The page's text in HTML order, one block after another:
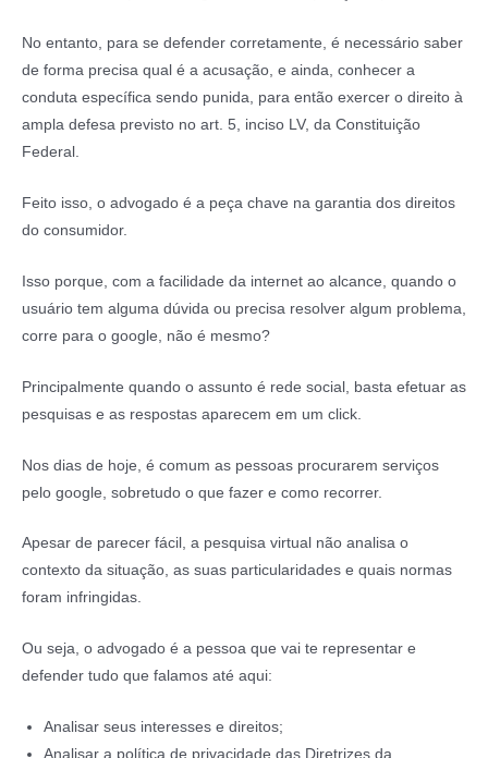
No entanto, para se defender corretamente, é necessário saber
de forma precisa qual é a acusação, e ainda, conhecer a
conduta específica sendo punida, para então exercer o direito à
ampla defesa previsto no art. 5, inciso LV, da Constituição
Federal.
Feito isso, o advogado é a peça chave na garantia dos direitos
do consumidor.
Isso porque, com a facilidade da internet ao alcance, quando o
usuário tem alguma dúvida ou precisa resolver algum problema,
corre para o google, não é mesmo?
Principalmente quando o assunto é rede social, basta efetuar as
pesquisas e as respostas aparecem em um click.
Nos dias de hoje, é comum as pessoas procurarem serviços
pelo google, sobretudo o que fazer e como recorrer.
Apesar de parecer fácil, a pesquisa virtual não analisa o
contexto da situação, as suas particularidades e quais normas
foram infringidas.
Ou seja, o advogado é a pessoa que vai te representar e
defender tudo que falamos até aqui:
Analisar seus interesses e direitos;
Analisar a política de privacidade das Diretrizes da